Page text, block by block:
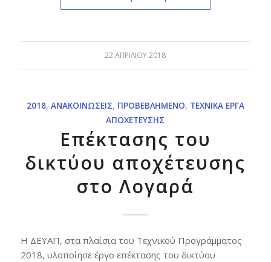
22 ΑΠΡΙΛΊΟΥ 2018
2018, ΑΝΑΚΟΙΝΏΣΕΙΣ, ΠΡΟΒΕΒΛΗΜΈΝΟ, ΤΕΧΝΙΚΆ ΈΡΓΑ
ΑΠΟΧΈΤΕΥΣΗΣ
Επέκτασης του
δικτύου αποχέτευσης
στο Λογαρά
Η ΔΕΥΑΠ, στα πλαίσια του Τεχνικού Προγράμματος
2018, υλοποίησε έργο επέκτασης του δικτύου